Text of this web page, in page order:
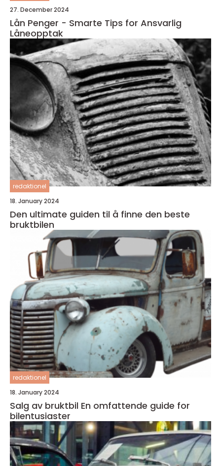
27. December 2024
Lån Penger - Smarte Tips for Ansvarlig
Låneopptak
redaktionel
18. January 2024
Den ultimate guiden til å finne den beste
bruktbilen
redaktionel
18. January 2024
Salg av bruktbil En omfattende guide for
bilentusiaster